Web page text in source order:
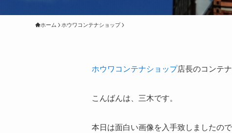
ホーム ホウワコンテナショップ
ホウワコンテナショップ店長のコンテ
こんばんは、三木です。
本日は面白い画像を入手致しましたので